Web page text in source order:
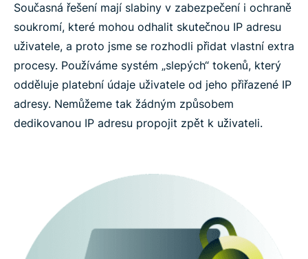
Současná řešení mají slabiny v zabezpečení i ochraně
soukromí, které mohou odhalit skutečnou IP adresu
uživatele, a proto jsme se rozhodli přidat vlastní extra
procesy. Používáme systém „slepých“ tokenů, který
odděluje platební údaje uživatele od jeho přiřazené IP
adresy. Nemůžeme tak žádným způsobem
dedikovanou IP adresu propojit zpět k uživateli.